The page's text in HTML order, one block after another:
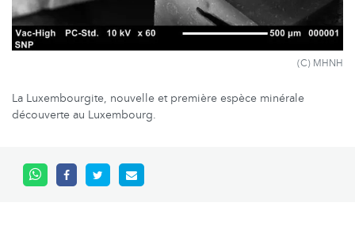
(C) MHNH
La Luxembourgite, nouvelle et première espèce minérale
découverte au Luxembourg.